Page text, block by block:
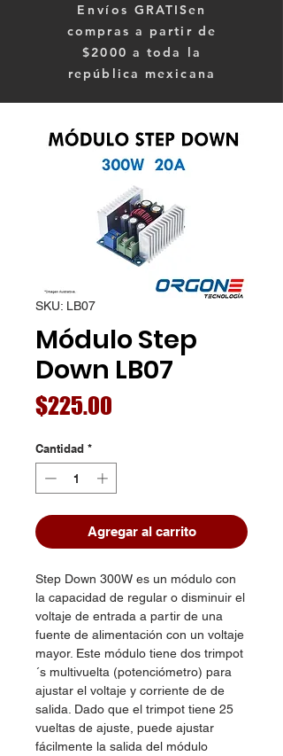
Envíos GRATISen
compras a partir de
$2000 a toda la
república mexicana
SKU: LB07
Módulo Step
Down LB07
$225.00
Cantidad *
Agregar al carrito
Step Down 300W es un módulo con
la capacidad de regular o disminuir el
voltaje de entrada a partir de una
fuente de alimentación con un voltaje
mayor. Este módulo tiene dos trimpot
´s multivuelta (potenciómetro) para
ajustar el voltaje y corriente de de
salida. Dado que el trimpot tiene 25
vueltas de ajuste, puede ajustar
fácilmente la salida del módulo